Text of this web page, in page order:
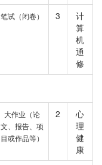
笔试（闭卷） 3
计
算
机
通
修
大作业（论
文、报告、项
目或作品等）
2
心
理
健
康